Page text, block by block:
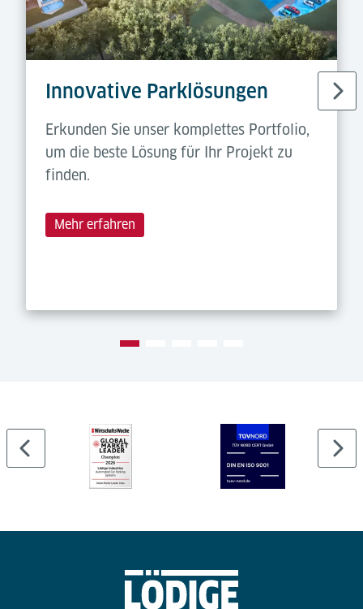
Innovative Parklösungen
Erkunden Sie unser komplettes Portfolio,
um die beste Lösung für Ihr Projekt zu
finden.
Mehr erfahren